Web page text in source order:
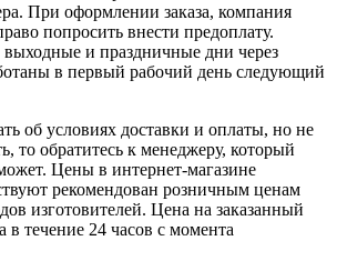
При оформлении заказа, компания
попросить внести предоплату.
выходные и праздничные дни через
в первый рабочий день следующий
об условиях доставки и оплаты, но не
то обратитесь к менеджеру, который
Цены в интернет-магазине
рекомендован розничным ценам
изготовителей. Цена на заказанный
в течение 24 часов с момента